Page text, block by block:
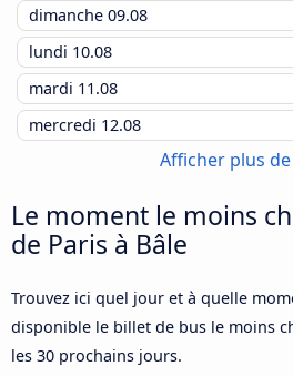
dimanche 09.08
lundi 10.08
mardi 11.08
mercredi 12.08
Afficher plus
Le moment le moins
de Paris à Bâle
Trouvez ici quel jour et à quelle
disponible le billet de bus le moins
les 30 prochains jours.